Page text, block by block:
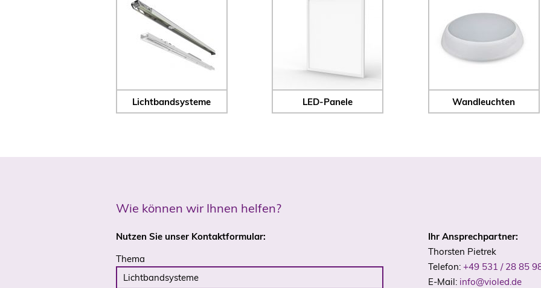
Lichtbandsysteme LED-Panele Wandleuchten
Wie können wir Ihnen helfen?
Nutzen Sie unser Kontaktformular:
Thema
Ihr Ansprechpartner:
Thorsten Pietrek
Telefon: +49 531 / 28 85
E-Mail: info@violed.de